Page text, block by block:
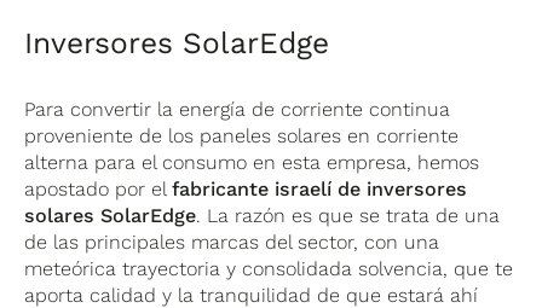
Inversores SolarEdge
Para convertir la energía de corriente continua
proveniente de los paneles solares en corriente
alterna para el consumo en esta empresa, hemos
apostado por elfabricante israelí de inversores
solares SolarEdge. La razón es que se trata de una
de las principales marcas del sector, con una
meteórica trayectoria y consolidada solvencia, que te
aporta calidad y la tranquilidad de que estará ahí